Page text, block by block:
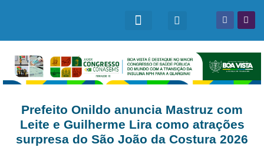
Prefeito Onildo anuncia Mastruz com
Leite e Guilherme Lira como atrações
surpresa do São João da Costura 2026